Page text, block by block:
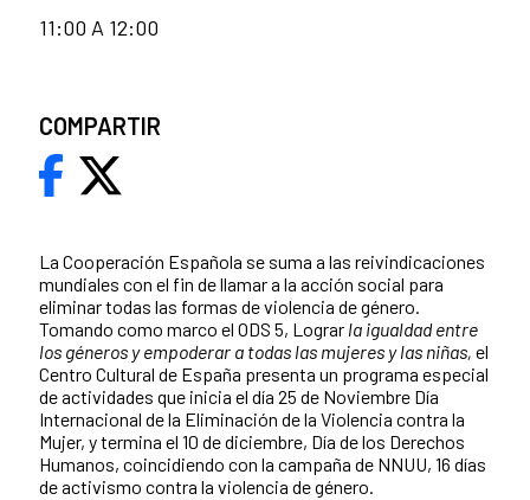
La Cooperación Española se suma a las reivindicaciones
mundiales con el fin de llamar a la acción social para
eliminar todas las formas de violencia de género.
Tomando como marco el ODS 5, Lograr la igualdad entre
los géneros y empoderar a todas las mujeres y las niñas, el
Centro Cultural de España presenta un programa especial
de actividades que inicia el día 25 de Noviembre Día
Internacional de la Eliminación de la Violencia contra la
Mujer, y termina el 10 de diciembre, Día de los Derechos
Humanos, coincidiendo con la campaña de NNUU, 16 días
de activismo contra la violencia de género.
11:00 A 12:00
COMPARTIR